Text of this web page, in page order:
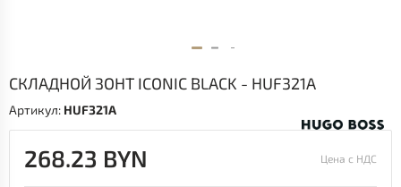
СКЛАДНОЙ ЗОНТ ICONIC BLACK - HUF321A
Артикул: HUF321A
268.23 BYN Цена с НДС